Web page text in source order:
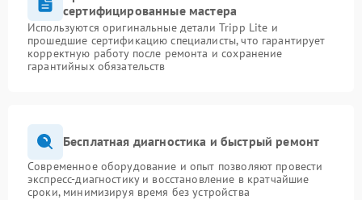
сертифицированные мастера
Используются оригинальные детали Tripp Lite и
прошедшие сертификацию специалисты, что гарантирует
корректную работу после ремонта и сохранение
гарантийных обязательств
Бесплатная диагностика и быстрый ремонт
Современное оборудование и опыт позволяют провести
экспресс-диагностику и восстановление в кратчайшие
сроки, минимизируя время без устройства